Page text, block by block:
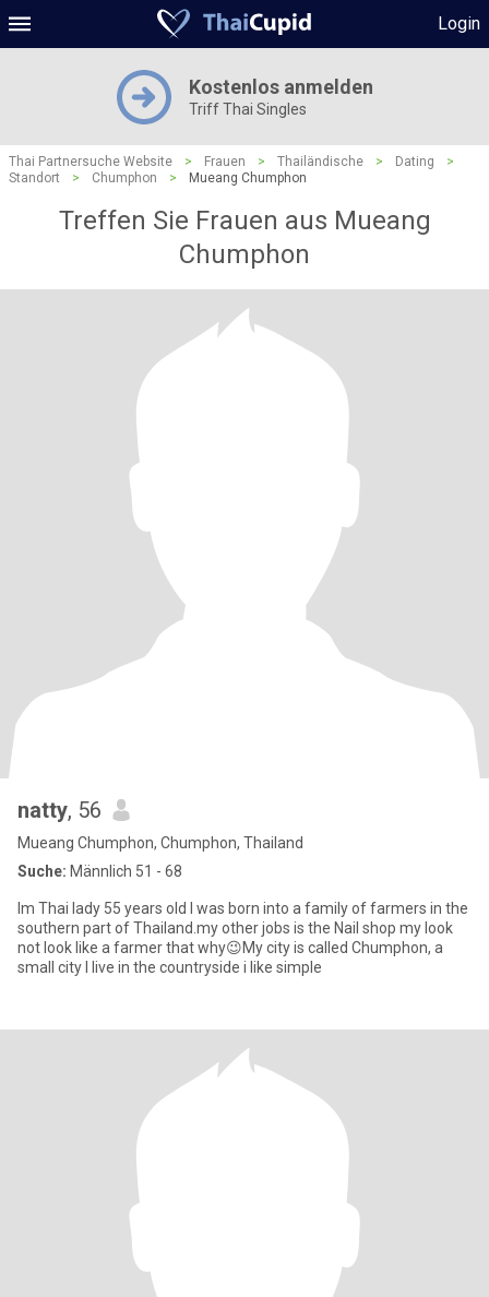
Login
Kostenlos anmelden
Triff Thai Singles
Thai Partnersuche Website > Frauen > Thailändische > Dating
>
Standort
> Chumphon > Mueang Chumphon
Treffen Sie Frauen aus Mueang
Chumphon
natty, 56
Mueang Chumphon, Chumphon, Thailand
Suche: Männlich 51 - 68
Im Thai lady 55 years old I was born into a family of farmers in the
southern part of Thailand.my other jobs is the Nail shop my look
not look like a farmer that why😉My city is called Chumphon, a
small city I live in the countryside i like simple